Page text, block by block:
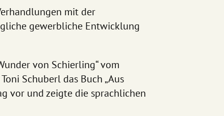
mit der
gewerbliche Entwicklung
von Schierling“ vom
Schuberl das Buch „Aus
vor und zeigte die sprachlichen